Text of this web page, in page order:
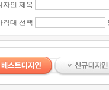
자인 제목
격대 선택